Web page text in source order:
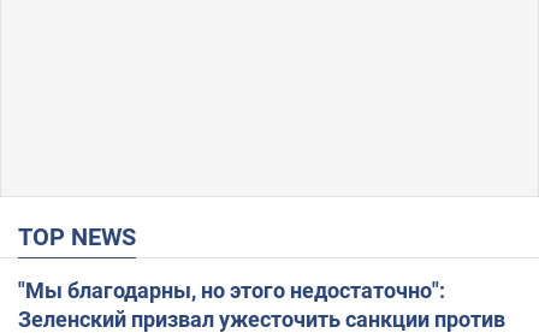
TOP NEWS
"Мы благодарны, но этого недостаточно":
Зеленский призвал ужесточить санкции против